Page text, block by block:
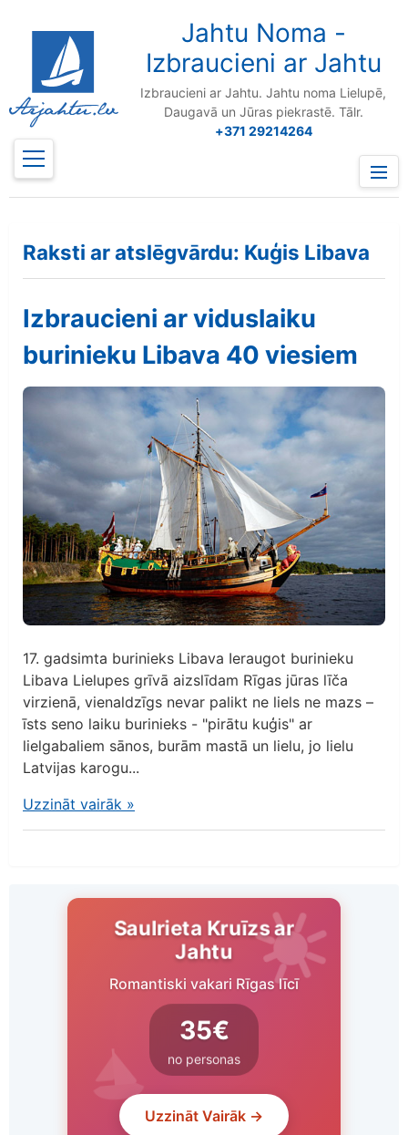
Jahtu Noma -
Izbraucieni ar Jahtu
Izbraucieni ar Jahtu. Jahtu noma Lielupē,
Daugavā un Jūras piekrastē. Tālr.
+371 29214264
Menu
Raksti ar atslēgvārdu: Kuģis Libava
Izbraucieni ar viduslaiku
burinieku Libava 40 viesiem
17. gadsimta burinieks Libava Ieraugot burinieku
Libava Lielupes grīvā aizslīdam Rīgas jūras līča
virzienā, vienaldzīgs nevar palikt ne liels ne mazs –
īsts seno laiku burinieks - "pirātu kuģis" ar
lielgabaliem sānos, burām mastā un lielu, jo lielu
Latvijas karogu...
Uzzināt vairāk »
Saulrieta Kruīzs ar
Jahtu
Romantiski vakari Rīgas līcī
35€
no personas
Uzzināt Vairāk →